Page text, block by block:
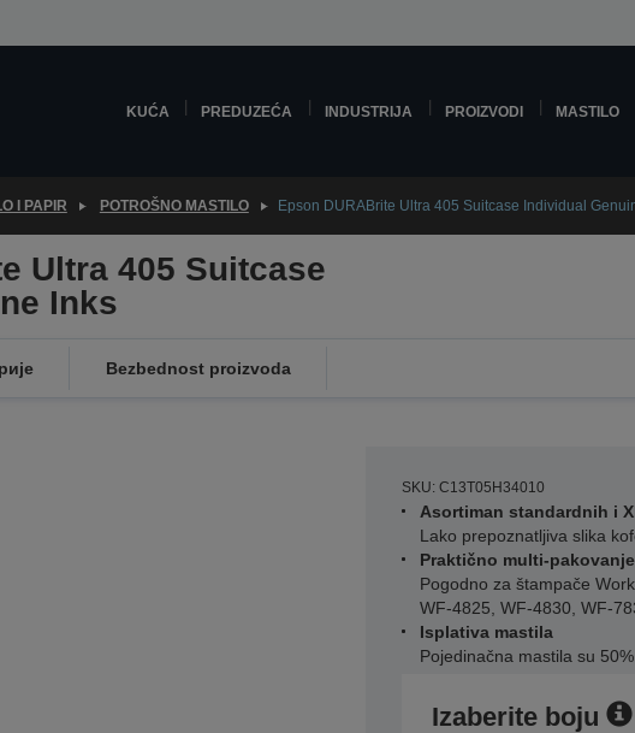
KUĆA PREDUZEĆA INDUSTRIJA PROIZVODI MASTILO
I PAPIR POTROŠNO MASTILO Epson DURABrite Ultra 405 Suitcase Individual
Ultra 405 Suitcase
Inks
Bezbednost proizvoda
SKU: C13T05H34010
Asortiman standardnih i
Lako prepoznatljiva slika
Praktično multi-
Pogodno za štampače
WF-4825, WF-4830, WF-
Isplativa mastila
Pojedinačna mastila su
Izaberite boju